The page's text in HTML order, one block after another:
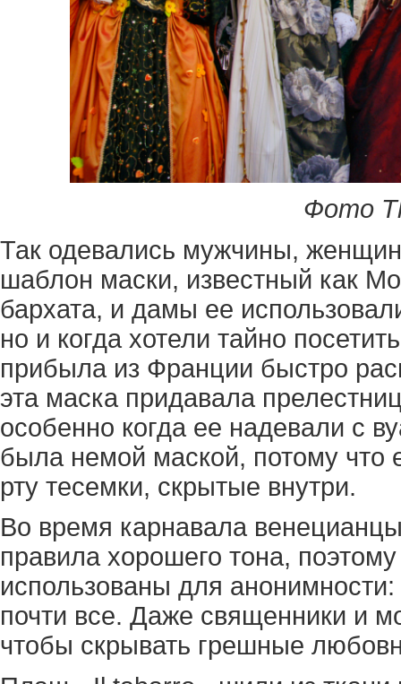
Фото
Так одевались мужчины,
шаблон маски, известный как
бархата, и дамы ее
но и когда хотели тайно
прибыла из Франции быстро
эта маска придавала
особенно когда ее надевали с
была немой маской, потому что
рту тесемки, скрытые внутри.
Во время карнавала
правила хорошего тона,
использованы для
почти все. Даже священники и
чтобы скрывать грешные